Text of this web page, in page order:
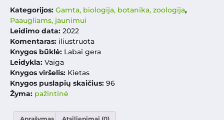
Kategorijos: Gamta, biologija, botanika, zoologija,
Paaugliams, jaunimui
Leidimo data: 2022
Komentaras: iliustruota
Knygos būklė: Labai gera
Leidykla: Vaiga
Knygos viršelis: Kietas
Knygos puslapių skaičius: 96
Žyma: pažintinė